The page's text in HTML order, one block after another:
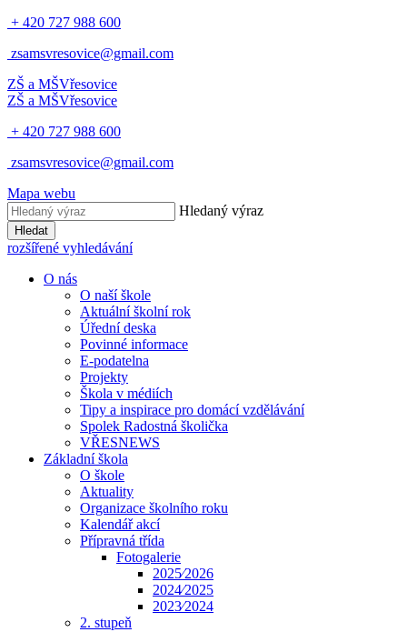
+ 420 727 988 600
zsamsvresovice@gmail.com
ZŠ a MŠVřesovice
ZŠ a MŠVřesovice
+ 420 727 988 600
zsamsvresovice@gmail.com
Mapa webu
Hledaný výraz
Hledat
rozšířené vyhledávání
O nás
O naší škole
Aktuální školní rok
Úřední deska
Povinné informace
E-podatelna
Projekty
Škola v médiích
Tipy a inspirace pro domácí vzdělávání
Spolek Radostná školička
VŘESNEWS
Základní škola
O škole
Aktuality
Organizace školního roku
Kalendář akcí
Přípravná třída
Fotogalerie
2025⁄2026
2024⁄2025
2023⁄2024
2. stupeň